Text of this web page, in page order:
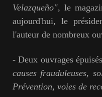
Velazqueño", le
aujourd'hui, le
l'auteur de nombreux
- Deux ouvrages
causes frauduleuses,
Prévention, voies de